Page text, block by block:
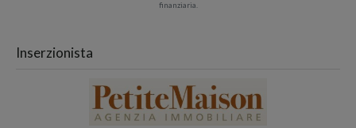
finanziaria.
Inserzionista